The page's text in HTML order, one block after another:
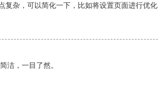
复杂，可以简化一下，比如将设置页面进行优
洁，一目了然。